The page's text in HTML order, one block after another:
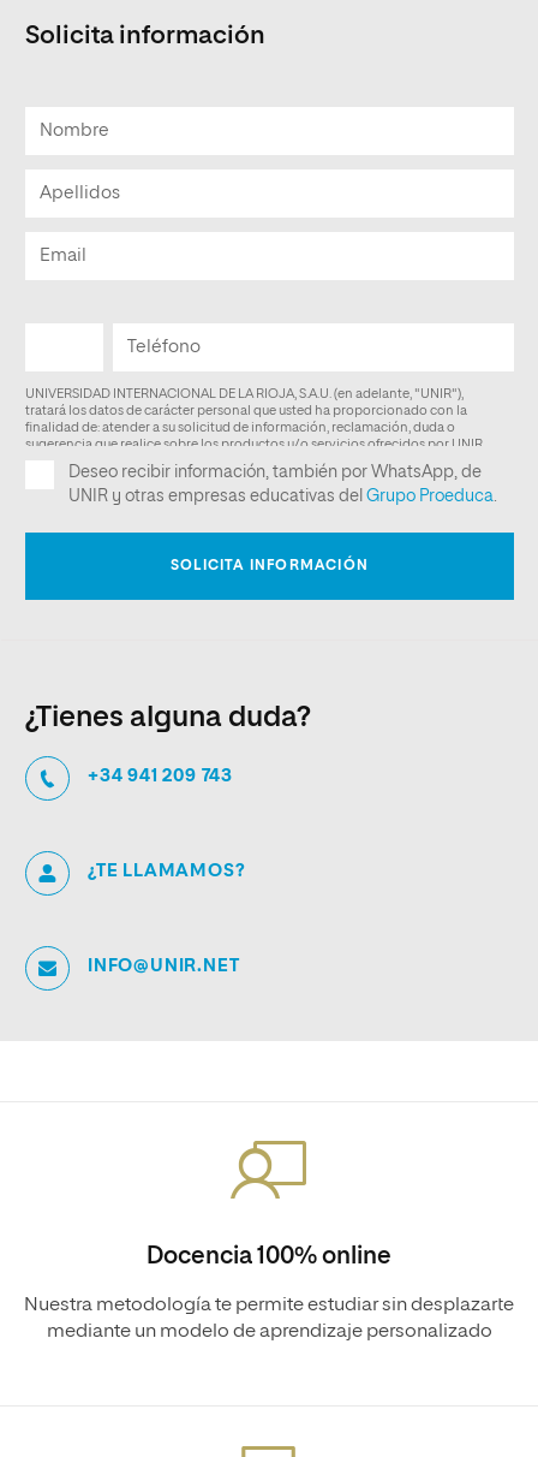
Solicita información
¿Tienes alguna duda?
+34 941 209 743
¿TE LLAMAMOS?
INFO@UNIR.NET
Docencia 100% online
Nuestra metodología te permite estudiar sin desplazarte
mediante un modelo de aprendizaje personalizado